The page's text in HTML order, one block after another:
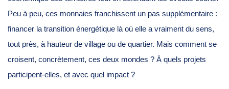
Peu à peu, ces monnaies franchissent un pas supplémentaire :
financer la transition énergétique là où elle a vraiment du sens,
tout près, à hauteur de village ou de quartier. Mais comment se
croisent, concrètement, ces deux mondes ? À quels projets
participent-elles, et avec quel impact ?